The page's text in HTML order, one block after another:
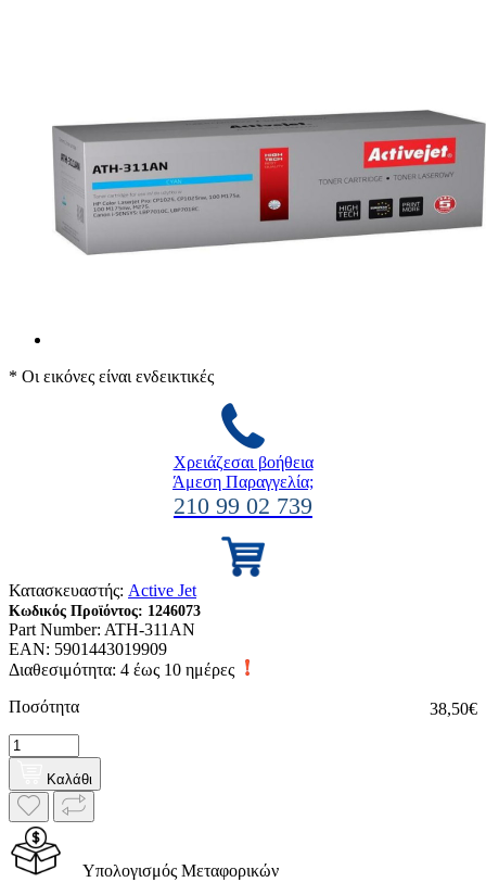
* Οι εικόνες είναι ενδεικτικές
Χρειάζεσαι βοήθεια
Άμεση Παραγγελία;
210 99 02 739
Κατασκευαστής: Active Jet
Κωδικός Προϊόντος: 1246073
Part Number: ATH-311AN
EAN: 5901443019909
Διαθεσιμότητα: 4 έως 10 ημέρες
38,50€
Ποσότητα
Καλάθι
Υπολογισμός Μεταφορικών